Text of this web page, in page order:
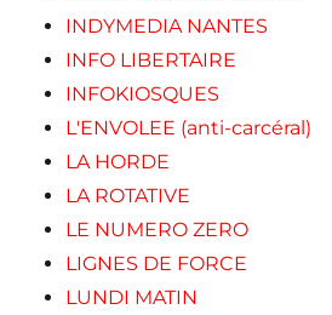
INDYMEDIA NANTES
INFO LIBERTAIRE
INFOKIOSQUES
L'ENVOLEE (anti-carcéral)
LA HORDE
LA ROTATIVE
LE NUMERO ZERO
LIGNES DE FORCE
LUNDI MATIN